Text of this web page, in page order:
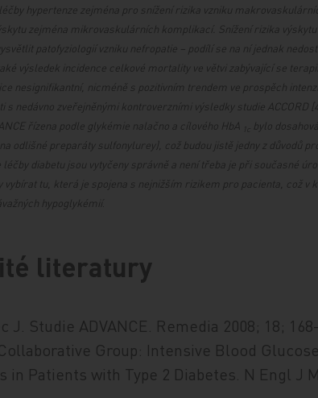
hypertenze zejména pro snížení rizika vzniku
zejména mikrovaskulárních komplikací. Snížení rizika
patofyziologií vzniku nefropatie – podílí se na ní jednak
výsledek incidence celkové mortality ve větvi zabývající se
nesignifikantní, nicméně s pozitivním trendem ve prospěch
s nedávno zveřejněnými kontroverzními výsledky studie ACCORD
řízena podle glykémie nalačno a cílového HbA
bylo
odlišné preparáty sulfonylurey), což budou jistě jedny z důvodů
léčby diabetu jsou vytyčeny správně a není třeba je při současné
vybírat tu, která je spojena s nejnižším rizikem pro pacienta, což v
hypoglykémií
literatury
J. Studie ADVANCE. Remedia 2008; 18;
Group: Intensive Blood
in Patients with Type 2 Diabetes. N Engl J